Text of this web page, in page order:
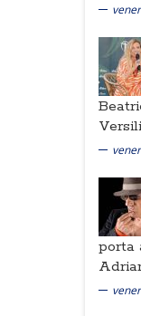
porta